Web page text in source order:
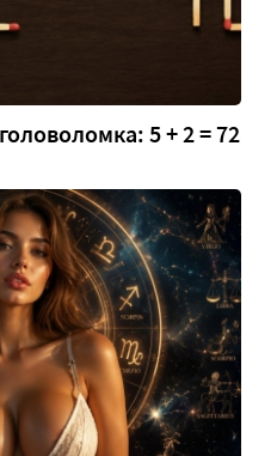
5 + 2 = 72